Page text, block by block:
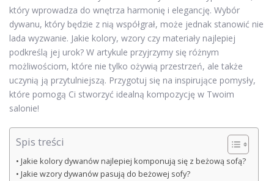
który wprowadza do wnętrza harmonię i elegancję. Wybór
dywanu, który będzie z nią współgrał, może jednak stanowić nie
lada wyzwanie. Jakie kolory, wzory czy materiały najlepiej
podkreślą jej urok? W artykule przyjrzymy się różnym
możliwościom, które nie tylko ożywią przestrzeń, ale także
uczynią ją przytulniejszą. Przygotuj się na inspirujące pomysły,
które pomogą Ci stworzyć idealną kompozycję w Twoim
salonie!
Spis treści
Jakie kolory dywanów najlepiej komponują się z beżową sofą?
Jakie wzory dywanów pasują do beżowej sofy?